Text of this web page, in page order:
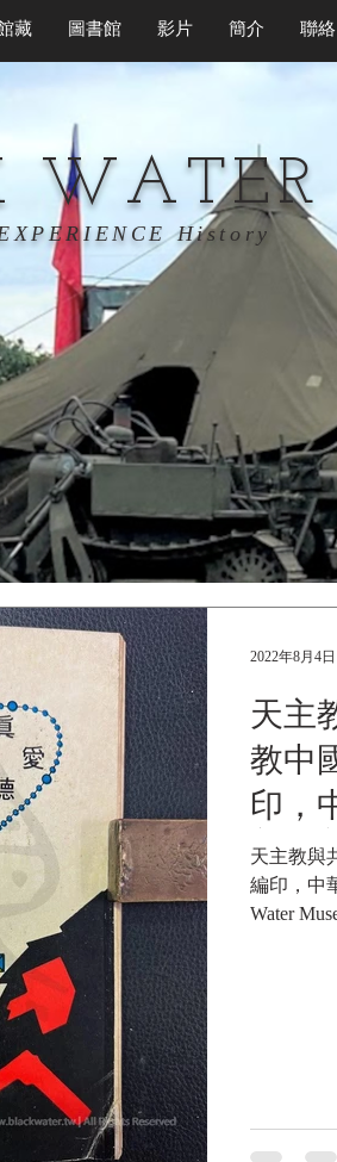
藏 圖書館 影片 簡介 聯絡
WATER
History
天主
教中
印，
(1977)
天主教與
編印，中
Water Museum
2022年8月4日